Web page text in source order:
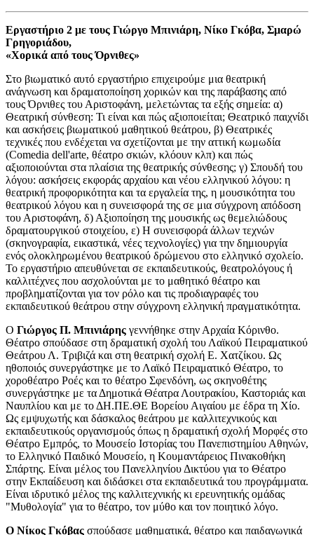
Εργαστήριο 2 με τους Γιώργο Μπινιάρη, Νίκο Γκόβα, Σμαρώ
Γρηγοριάδου,
«Χορικά από τους Όρνιθες»
Στο βιωματικό αυτό εργαστήριο επιχειρούμε μια θεατρική
ανάγνωση και δραματοποίηση χορικών και της παράβασης από
τους Όρνιθες του Αριστοφάνη, μελετώντας τα εξής σημεία: α)
Θεατρική σύνθεση: Τι είναι και πώς αξιοποιείται; Θεατρικό παιχνίδι
και ασκήσεις βιωματικού μαθητικού θεάτρου, β) Θεατρικές
τεχνικές που ενδέχεται να σχετίζονται με την αττική κωμωδία
(Comedia dell'arte, θέατρο σκιών, κλόουν κλπ) και πώς
αξιοποιούνται στα πλαίσια της θεατρικής σύνθεσης; γ) Σπουδή του
λόγου: ασκήσεις εκφοράς αρχαίου και νέου ελληνικού λόγου: η
θεατρική προφορικότητα και τα εργαλεία της, η μουσικότητα του
θεατρικού λόγου και η συνεισφορά της σε μια σύγχρονη απόδοση
του Αριστοφάνη, δ) Αξιοποίηση της μουσικής ως θεμελιώδους
δραματουργικού στοιχείου, ε) Η συνεισφορά άλλων τεχνών
(σκηνογραφία, εικαστικά, νέες τεχνολογίες) για την δημιουργία
ενός ολοκληρωμένου θεατρικού δρώμενου στο ελληνικό σχολείο.
Το εργαστήριο απευθύνεται σε εκπαιδευτικούς, θεατρολόγους ή
καλλιτέχνες που ασχολούνται με το μαθητικό θέατρο και
προβληματίζονται για τον ρόλο και τις προδιαγραφές του
εκπαιδευτικού θεάτρου στην σύγχρονη ελληνική πραγματικότητα.
O Γιώργος Π. Μπινιάρης γεννήθηκε στην Αρχαία Κόρινθο.
Θέατρο σπούδασε στη δραματική σχολή του Λαϊκού Πειραματικού
Θεάτρου Λ. Τριβιζά και στη θεατρική σχολή Ε. Χατζίκου. Ως
ηθοποιός συνεργάστηκε με το Λαϊκό Πειραματικό Θέατρο, το
χοροθέατρο Ροές και το θέατρο Σφενδόνη, ως σκηνοθέτης
συνεργάστηκε με τα Δημοτικά Θέατρα Λουτρακίου, Καστοριάς και
Ναυπλίου και με το ΔΗ.ΠΕ.ΘΕ Βορείου Αιγαίου με έδρα τη Χίο.
Ως εμψυχωτής και δάσκαλος θεάτρου με καλλιτεχνικούς και
εκπαιδευτικούς οργανισμούς όπως η δραματική σχολή Μορφές στο
Θέατρο Εμπρός, το Μουσείο Ιστορίας του Πανεπιστημίου Αθηνών,
το Ελληνικό Παιδικό Μουσείο, η Κουμαντάρειος Πινακοθήκη
Σπάρτης. Είναι μέλος του Πανελληνίου Δικτύου για το Θέατρο
στην Εκπαίδευση και διδάσκει στα εκπαιδευτικά του προγράμματα.
Είναι ιδρυτικό μέλος της καλλιτεχνικής κι ερευνητικής ομάδας
"Μυθολογία" για το θέατρο, τον μύθο και τον ποιητικό λόγο.
Ο Νίκος Γκόβας σπούδασε μαθηματικά, θέατρο και παιδαγωγικά